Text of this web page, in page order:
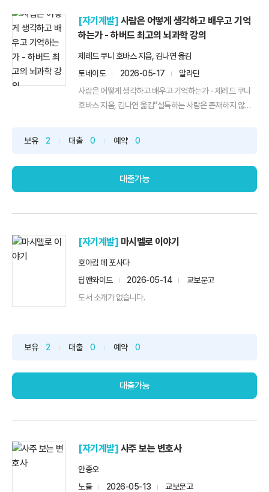
[자기계발] 사람은 어떻게 생각하고 배우고 기억
하는가 - 하버드 최고의 뇌과학 강의
제레드 쿠니 호바스 지음, 김나연 옮김
토네이도
2026-05-17
알라딘
사람은 어떻게 생각하고 배우고 기억하는가 - 제레드 쿠니
호바스 지음, 김나연 옮김“설득하는 사람은 존재하지 않는
보유 2 대출 0 예약 0
대출가능
[자기계발] 마시멜로 이야기
호아킴 데 포사다
딥앤와이드
2026-05-14
교보문고
도서 소개가 없습니다.
보유 2 대출 0 예약 0
대출가능
[자기계발] 사주 보는 변호사
안종오
노들
2026-05-13
교보문고